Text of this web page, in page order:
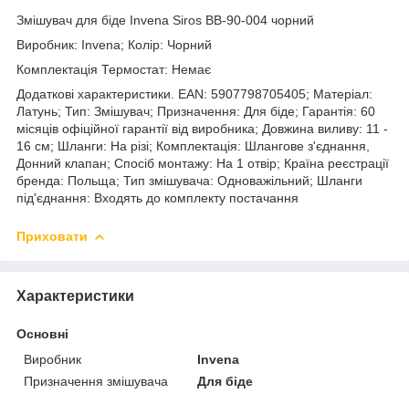
Змішувач для біде Invena Siros BB-90-004 чорний
Виробник: Invena; Колір: Чорний
Комплектація Термостат: Немає
Додаткові характеристики. EAN: 5907798705405; Матеріал:
Латунь; Тип: Змішувач; Призначення: Для біде; Гарантія: 60
місяців офіційної гарантії від виробника; Довжина виливу: 11 -
16 см; Шланги: На різі; Комплектація: Шлангове з'єднання,
Донний клапан; Спосіб монтажу: На 1 отвір; Країна реєстрації
бренда: Польща; Тип змішувача: Одноважільний; Шланги
під'єднання: Входять до комплекту постачання
Приховати
Характеристики
Основні
Виробник
Invena
Призначення змішувача
Для біде